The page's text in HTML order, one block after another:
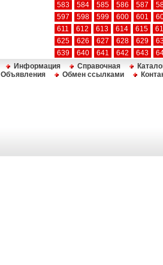
583
584 585 586 587
597
598 599 600 601
611
612 613 614 615
625
626 627 628 629
639
640 641 642 643
Информация Справочная
Объявления Обмен ссылками